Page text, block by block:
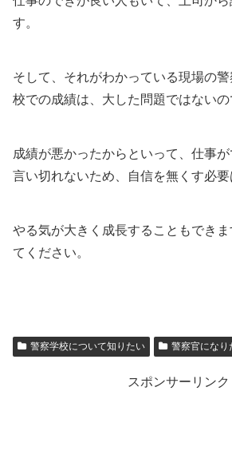
す。
そして、それがわかっている現場の
校での成績は、大した問題ではないの
成績が悪かったからといって、仕事
言い切れないため、自信を無くす必要
やる気が大きく成長することもでき
てください。
警察学校について知りたい 警察官になり
スポンサーリンク